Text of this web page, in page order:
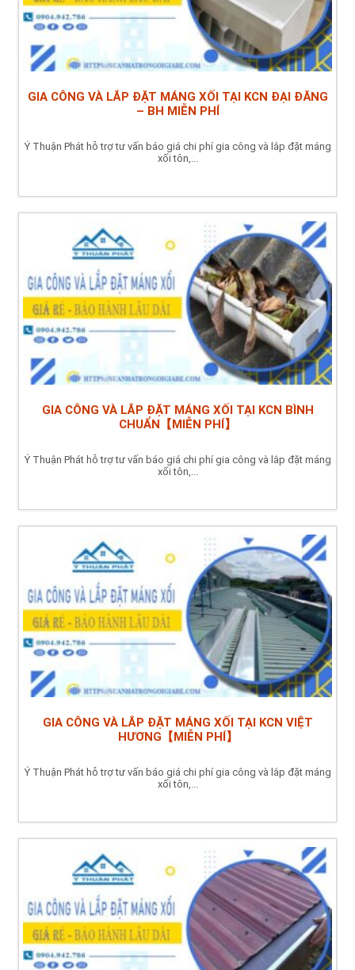
GIA CÔNG VÀ LẮP ĐẶT MÁNG XỐI TẠI KCN ĐẠI ĐĂNG
– BH MIỄN PHÍ
Ý Thuận Phát hỗ trợ tư vấn báo giá chi phí gia công và lắp đặt máng
xối tôn,...
GIA CÔNG VÀ LẮP ĐẶT MÁNG XỐI TẠI KCN BÌNH
CHUẨN【MIỄN PHÍ】
Ý Thuận Phát hỗ trợ tư vấn báo giá chi phí gia công và lắp đặt máng
xối tôn,...
GIA CÔNG VÀ LẮP ĐẶT MÁNG XỐI TẠI KCN VIỆT
HƯƠNG【MIỄN PHÍ】
Ý Thuận Phát hỗ trợ tư vấn báo giá chi phí gia công và lắp đặt máng
xối tôn,...